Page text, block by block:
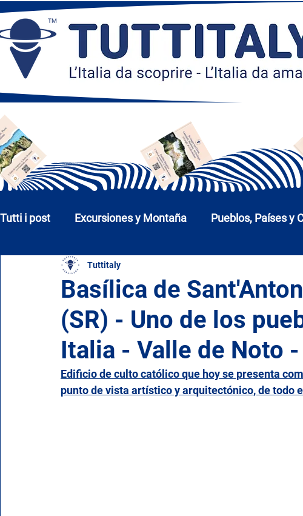
Tutti i post Excursiones y Montaña Pueblos, Países y
Iglesias, Monumentos y Museos
Campania Emilia Romaña Friuli-Venecia Julia
Basílica de
(SR) - Uno de los
Italia - Valle de Noto
Tuttitaly
Edificio de culto católico que hoy se presenta
punto de vista artístico y arquitectónico, de todo